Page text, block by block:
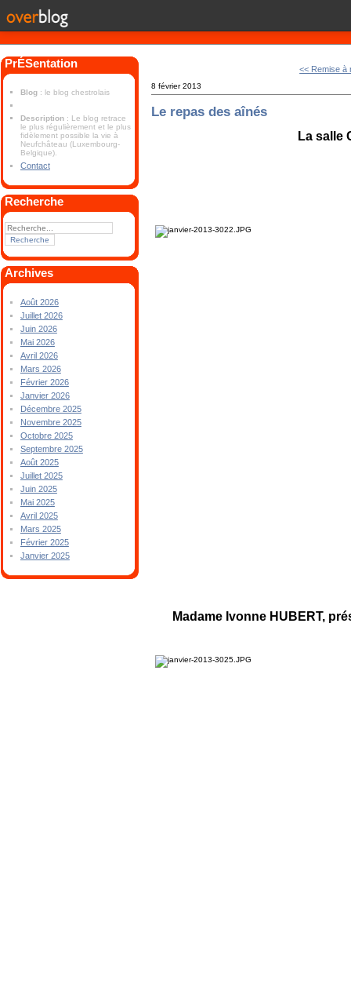
PrÉSentation
Blog : le blog chestrolais
Description : Le blog retrace
le plus régulièrement et le plus
fidèlement possible la vie à
Neufchâteau (Luxembourg-
Belgique).
Contact
Recherche
Archives
Août 2026
Juillet 2026
Juin 2026
Mai 2026
Avril 2026
Mars 2026
Février 2026
Janvier 2026
Décembre 2025
Novembre 2025
Octobre 2025
Septembre 2025
Août 2025
Juillet 2025
Juin 2025
Mai 2025
Avril 2025
Mars 2025
Février 2025
Janvier 2025
<< Remise à
8 février 2013
Le repas des aînés
La salle
Madame Ivonne HUBERT,